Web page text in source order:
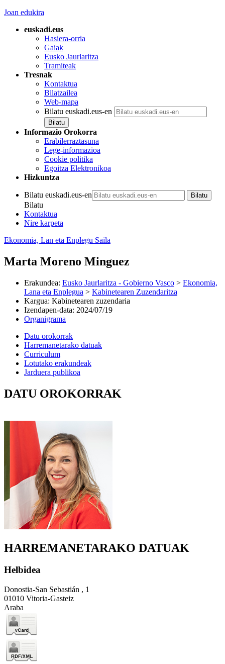
Joan edukira
euskadi.eus
Hasiera-orria
Gaiak
Eusko Jaurlaritza
Tramiteak
Tresnak
Kontaktua
Bilatzailea
Web-mapa
Bilatu euskadi.eus-en
Informazio Orokorra
Erabilerraztasuna
Lege-informazioa
Cookie politika
Egoitza Elektronikoa
Hizkuntza
Bilatu euskadi.eus-en
Bilatu
Kontaktua
Nire karpeta
Ekonomia, Lan eta Enplegu Saila
Marta Moreno Minguez
Erakundea: Eusko Jaurlaritza - Gobierno Vasco > Ekonomia,
Lana eta Enplegua > Kabinetearen Zuzendaritza
Kargua: Kabinetearen zuzendaria
Izendapen-data: 2024/07/19
Organigrama
Datu orokorrak
Harremanetarako datuak
Curriculum
Lotutako erakundeak
Jarduera publikoa
DATU OROKORRAK
HARREMANETARAKO DATUAK
Helbidea
Donostia-San Sebastián , 1
01010 Vitoria-Gasteiz
Araba